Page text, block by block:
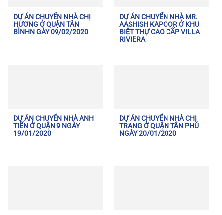
DỰ ÁN CHUYỂN NHÀ CHỊ
HƯƠNG Ở QUẬN TÂN
BÌNHN GÀY 09/02/2020
DỰ ÁN CHUYỂN NHÀ MR.
AASHISH KAPOOR Ở KHU
BIỆT THỰ CAO CẤP VILLA
RIVIERA
DỰ ÁN CHUYỂN NHÀ ANH
TIẾN Ở QUẬN 9 NGÀY
19/01/2020
DỰ ÁN CHUYỂN NHÀ CHỊ
TRANG Ở QUẬN TÂN PHÚ
NGÀY 20/01/2020